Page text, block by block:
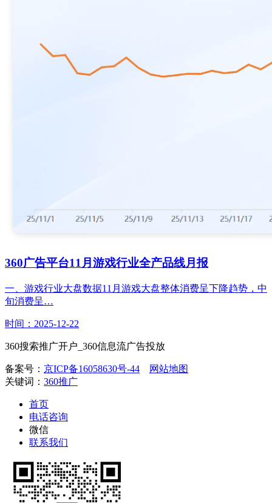
360广告平台11月游戏行业全产品线月报
一、游戏行业大盘数据11月游戏大盘整体消费呈下降趋势，中
旬消费呈…
时间：2025-12-22
360搜索推广开户_360信息流广告投放
备案号： 京ICP备16058630号-44
网站地图
关键词： 360推广
首页
电话咨询
微信
联系我们